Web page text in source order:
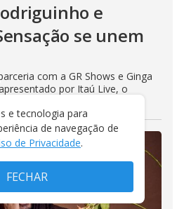
e
se unem
com a GR Shows e Ginga
por Itaú Live, o
e tecnologia para
de navegação de
de Privacidade.
FECHAR